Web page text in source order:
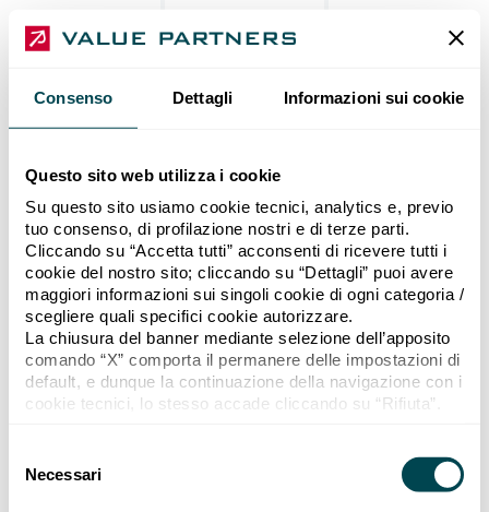
Consenso Dettagli Informazioni sui cookie
Questo sito web utilizza i cookie
Su questo sito usiamo cookie tecnici, analytics e, previo
tuo consenso, di profilazione nostri e di terze parti.
Cliccando su “Accetta tutti” acconsenti di ricevere tutti i
cookie del nostro sito; cliccando su “Dettagli” puoi avere
maggiori informazioni sui singoli cookie di ogni categoria /
scegliere quali specifici cookie autorizzare.
La chiusura del banner mediante selezione dell’apposito
comando “X” comporta il permanere delle impostazioni di
default, e dunque la continuazione della navigazione con i
cookie tecnici, lo stesso accade cliccando su “Rifiuta”.
Necessari